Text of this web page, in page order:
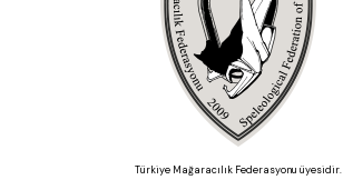
Türkiye Mağaracılık Federasyonu üyesidir.